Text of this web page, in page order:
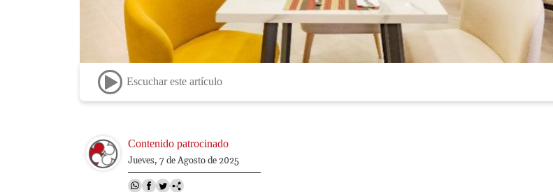
Escuchar este artículo
Image Contenido patrocinado
Jueves, 7 de Agosto de 2025